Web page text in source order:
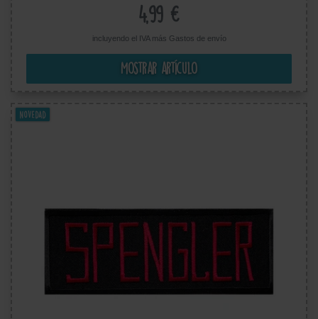
4,99 €
incluyendo el IVA más Gastos de envío
Mostrar artículo
Novedad